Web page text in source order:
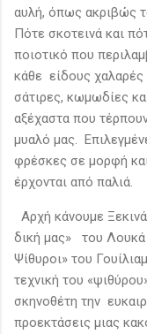
αυλή, όπως ακριβώς
Πότε σκοτεινά και
ποιοτικό που
κάθε είδους χαλαρές
σάτιρες, κωμωδίες
αξέχαστα που
μυαλό μας.
φρέσκες σε μορφή
έρχονται από παλιά.
Αρχή κάνουμε
δική μας» του Λουκά
Ψίθυροι» του
τεχνική του
σκηνοθέτη την
προεκτάσεις μιας